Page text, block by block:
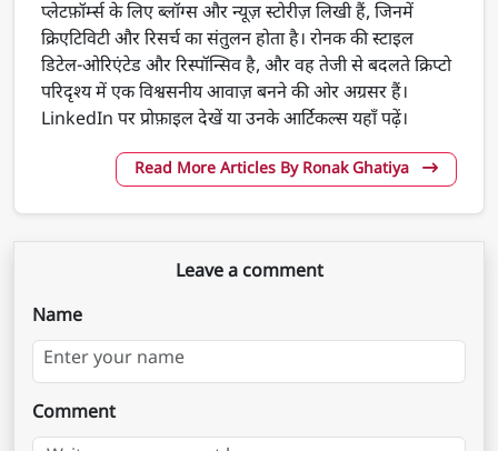
प्लेटफ़ॉर्म्स के लिए ब्लॉग्स और न्यूज़ स्टोरीज़ लिखी हैं, जिनमें
क्रिएटिविटी और रिसर्च का संतुलन होता है। रोनक की स्टाइल
डिटेल-ओरिएंटेड और रिस्पॉन्सिव है, और वह तेजी से बदलते क्रिप्टो
परिदृश्य में एक विश्वसनीय आवाज़ बनने की ओर अग्रसर हैं।
LinkedIn पर प्रोफ़ाइल देखें या उनके आर्टिकल्स यहाँ पढ़ें।
Read More Articles By Ronak Ghatiya
Leave a comment
Name
Comment